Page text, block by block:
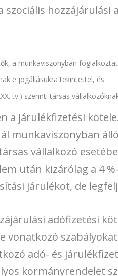
szociális
a munkaviszonyban
e jogállásukra tekintettel, és
tv.) szerinti társas
a járulékfizetési
munkaviszonyban
vállalkozó
után kizárólag a 4
járulékot, de
adófizetési
vonatkozó
adó- és
kormányrendelet